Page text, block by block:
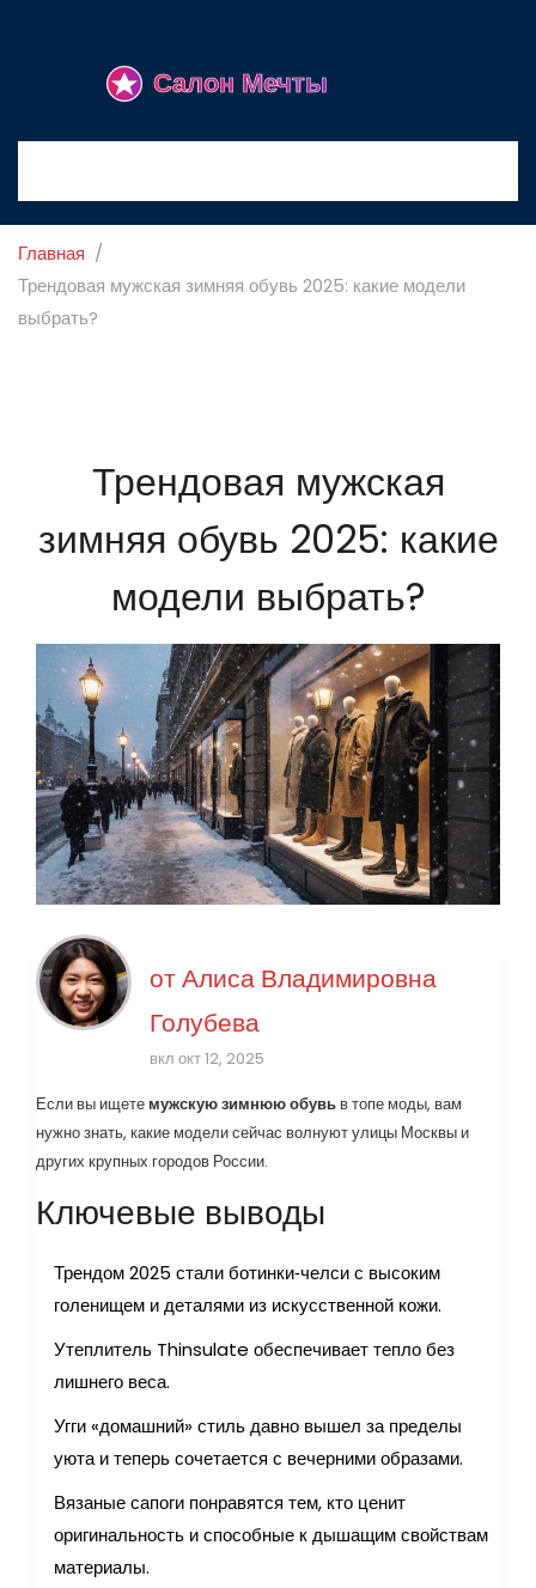
Главная
Трендовая мужская зимняя обувь 2025: какие модели
выбрать?
Трендовая мужская
зимняя обувь 2025: какие
модели выбрать?
отАлиса Владимировна
Голубева
вкл окт 12, 2025
Если вы ищете мужскую зимнюю обувь в топе моды, вам
нужно знать, какие модели сейчас волнуют улицы Москвы и
других крупных городов России.
Ключевые выводы
Трендом 2025 стали ботинки‑челси с высоким
голенищем и деталями из искусственной кожи.
Утеплитель Thinsulate обеспечивает тепло без
лишнего веса.
Угги «домашний» стиль давно вышел за пределы
уюта и теперь сочетается с вечерними образами.
Вязаные сапоги понравятся тем, кто ценит
оригинальность и способные к дышащим свойствам
материалы.